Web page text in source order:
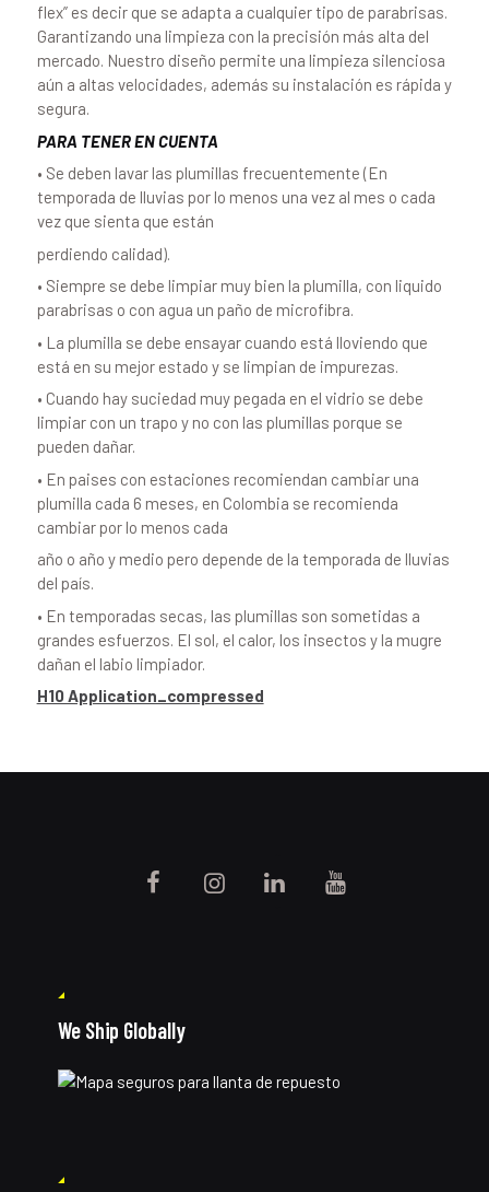
flex” es decir que se adapta a cualquier tipo de parabrisas.
Garantizando una limpieza con la precisión más alta del
mercado. Nuestro diseño permite una limpieza silenciosa
aún a altas velocidades, además su instalación es rápida y
segura.
PARA TENER EN CUENTA
• Se deben lavar las plumillas frecuentemente (En
temporada de lluvias por lo menos una vez al mes o cada
vez que sienta que están
perdiendo calidad).
• Siempre se debe limpiar muy bien la plumilla, con liquido
parabrisas o con agua un paño de microfibra.
• La plumilla se debe ensayar cuando está lloviendo que
está en su mejor estado y se limpian de impurezas.
• Cuando hay suciedad muy pegada en el vidrio se debe
limpiar con un trapo y no con las plumillas porque se
pueden dañar.
• En paises con estaciones recomiendan cambiar una
plumilla cada 6 meses, en Colombia se recomienda
cambiar por lo menos cada
año o año y medio pero depende de la temporada de lluvias
del país.
• En temporadas secas, las plumillas son sometidas a
grandes esfuerzos. El sol, el calor, los insectos y la mugre
dañan el labio limpiador.
H10 Application_compressed
We Ship Globally